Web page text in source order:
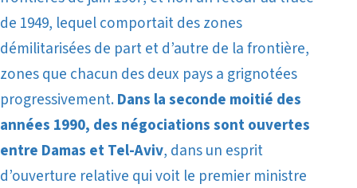
de 1949, lequel comportait des zones
démilitarisées de part et d’autre de la frontière,
zones que chacun des deux pays a grignotées
progressivement.Dans la seconde moitié des
années 1990, des négociations sont ouvertes
entre Damas et Tel-Aviv, dans un esprit
d’ouverture relative qui voit le premier ministre